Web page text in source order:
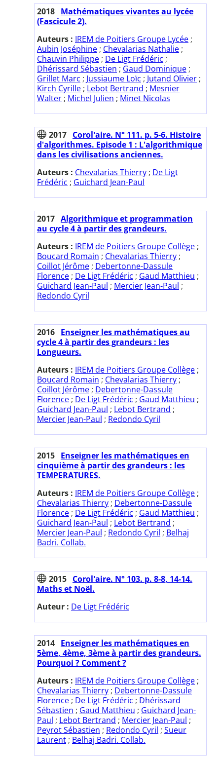
2018 Mathématiques vivantes au lycée
(Fascicule 2).
Auteurs : IREM de Poitiers Groupe Lycée ;
Aubin Joséphine ; Chevalarias Nathalie ;
Chauvin Philippe ; De Ligt Frédéric ;
Dhérissard Sébastien ; Gaud Dominique ;
Grillet Marc ; Jussiaume Loïc ; Jutand Olivier ;
Kirch Cyrille ; Lebot Bertrand ; Mesnier
Walter ; Michel Julien ; Minet Nicolas
2017 Corol'aire. N° 111. p. 5-6. Histoire
d'algorithmes. Episode 1 : L'algorithmique
dans les civilisations anciennes.
Auteurs : Chevalarias Thierry ; De Ligt
Frédéric ; Guichard Jean-Paul
2017 Algorithmique et programmation
au cycle 4 à partir des grandeurs.
Auteurs : IREM de Poitiers Groupe Collège ;
Boucard Romain ; Chevalarias Thierry ;
Coillot Jérôme ; Debertonne-Dassule
Florence ; De Ligt Frédéric ; Gaud Matthieu ;
Guichard Jean-Paul ; Mercier Jean-Paul ;
Redondo Cyril
2016 Enseigner les mathématiques au
cycle 4 à partir des grandeurs : les
Longueurs.
Auteurs : IREM de Poitiers Groupe Collège ;
Boucard Romain ; Chevalarias Thierry ;
Coillot Jérôme ; Debertonne-Dassule
Florence ; De Ligt Frédéric ; Gaud Matthieu ;
Guichard Jean-Paul ; Lebot Bertrand ;
Mercier Jean-Paul ; Redondo Cyril
2015 Enseigner les mathématiques en
cinquième à partir des grandeurs : les
TEMPERATURES.
Auteurs : IREM de Poitiers Groupe Collège ;
Chevalarias Thierry ; Debertonne-Dassule
Florence ; De Ligt Frédéric ; Gaud Matthieu ;
Guichard Jean-Paul ; Lebot Bertrand ;
Mercier Jean-Paul ; Redondo Cyril ; Belhaj
Badri. Collab.
2015 Corol'aire. N° 103. p. 8-8, 14-14.
Maths et Noël.
Auteur : De Ligt Frédéric
2014 Enseigner les mathématiques en
5ème, 4ème, 3ème à partir des grandeurs.
Pourquoi ? Comment ?
Auteurs : IREM de Poitiers Groupe Collège ;
Chevalarias Thierry ; Debertonne-Dassule
Florence ; De Ligt Frédéric ; Dhérissard
Sébastien ; Gaud Matthieu ; Guichard Jean-
Paul ; Lebot Bertrand ; Mercier Jean-Paul ;
Peyrot Sébastien ; Redondo Cyril ; Sueur
Laurent ; Belhaj Badri. Collab.